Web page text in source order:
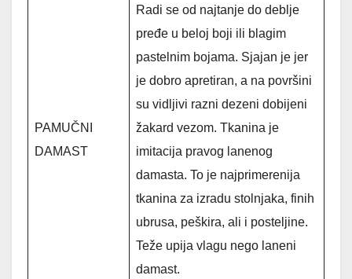
PAMUČNI
DAMAST
Radi se od najtanje do deblje
pređe u beloj boji ili blagim
pastelnim bojama. Sjajan je jer
je dobro apretiran, a na površini
su vidljivi razni dezeni dobijeni
žakard vezom. Tkanina je
imitacija pravog lanenog
damasta. To je najprimerenija
tkanina za izradu stolnjaka, finih
ubrusa, peškira, ali i posteljine.
Teže upija vlagu nego laneni
damast.